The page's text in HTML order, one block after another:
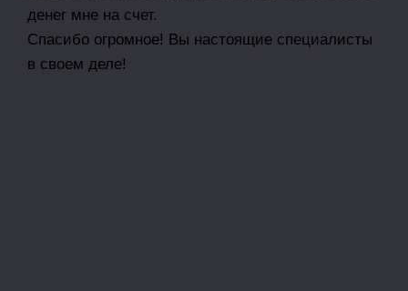
денег мне на счет.
Спасибо огромное! Вы настоящие специалисты
в своем деле!